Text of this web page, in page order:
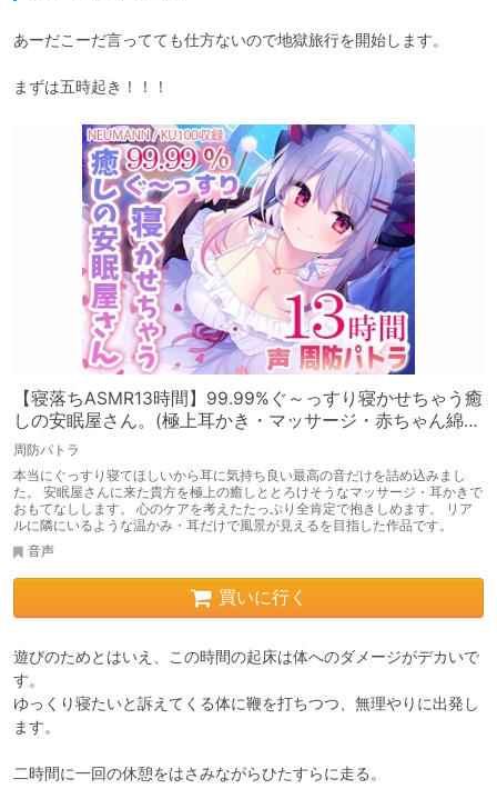
あーだこーだ言ってても仕方ないので地獄旅行を開始します。
まずは五時起き！！！
【寝落ちASMR13時間】99.99%ぐ～っすり寝かせちゃう癒
しの安眠屋さん。(極上耳かき・マッサージ・赤ちゃん綿
棒・囁き)
周防パトラ
本当にぐっすり寝てほしいから耳に気持ち良い最高の音だけを詰め込みまし
た。 安眠屋さんに来た貴方を極上の癒しととろけそうなマッサージ・耳かきで
おもてなしします。 心のケアを考えたたっぷり全肯定で抱きしめます。 リア
ルに隣にいるような温かみ・耳だけで風景が見えるを目指した作品です。
音声
買いに行く
遊びのためとはいえ、この時間の起床は体へのダメージがデカいで
す。
ゆっくり寝たいと訴えてくる体に鞭を打ちつつ、無理やりに出発し
ます。
二時間に一回の休憩をはさみながらひたすらに走る。